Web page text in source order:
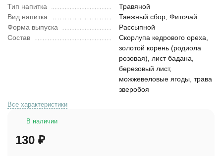
Тип напитка
Травяной
Вид напитка
Таежный сбор, Фиточай
Форма выпуска
Рассыпной
Состав
Скорлупа кедрового ореха,
золотой корень (родиола
розовая), лист бадана,
березовый лист,
можжевеловые ягоды, трава
зверобоя
Все характеристики
В наличии
130 ₽